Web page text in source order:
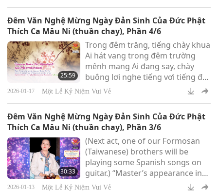
Đêm Văn Nghệ Mừng Ngày Đản Sinh Của Đức Phật
Thích Ca Mâu Ni (thuần chay), Phần 4/6
25:59
Trong đêm trăng, tiếng chày khua
Ai hát vang trong đêm trường
mênh mang Ai đang say, chày
buông lơi nghe tiếng vơi tiếng đầy
Nghe tiếng vơi tiếng đầy Ai đang
Dù trời khuya anh nhớ đưa em về,
anh nhớ đưa em về
2026-01-17 Một Lễ Kỷ Niệm Vui Vẻ
Đêm Văn Nghệ Mừng Ngày Đản Sinh Của Đức Phật
Thích Ca Mâu Ni (thuần chay), Phần 3/6
30:33
(Next act, one of our Formosan
(Taiwanese) brothers will be
playing some Spanish songs on
guitar.) “Master’s appearance in
this world is a great Grace that
2026-01-13 Một Lễ Kỷ Niệm Vui Vẻ